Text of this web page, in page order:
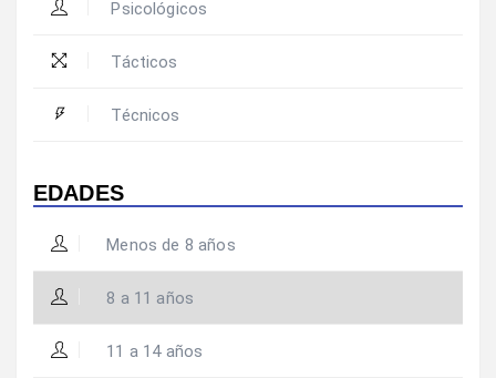
Psicológicos
Tácticos
Técnicos
EDADES
Menos de 8 años
8 a 11 años
11 a 14 años